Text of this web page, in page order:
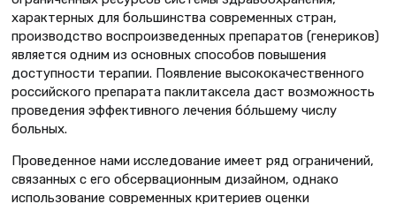
характерных для большинства современных стран,
производство воспроизведенных препаратов (генериков)
является одним из основных способов повышения
доступности терапии. Появление высококачественного
российского препарата паклитаксела даст возможность
проведения эффективного лечения бóльшему числу
больных.
Проведенное нами исследование имеет ряд ограничений,
связанных с его обсервационным дизайном, однако
использование современных критериев оценки